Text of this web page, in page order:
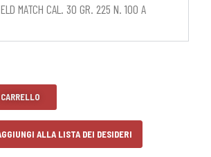
MATCH CAL. 30 GR. 225 N. 100 A
ALLA LISTA DEI DESIDERI